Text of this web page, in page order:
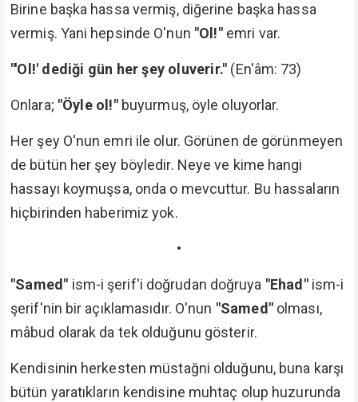
Birine başka hassa vermiş, diğerine başka hassa
vermiş. Yani hepsinde O'nun "Ol!" emri var.
"'Ol!' dediği gün her şey oluverir." (En'âm: 73)
Onlara; "Öyle ol!"buyurmuş, öyle oluyorlar.
Her şey O'nun emri ile olur. Görünen de görünmeyen
de bütün her şey böyledir. Neye ve kime hangi
hassayı koymuşsa, onda o mevcuttur. Bu hassaların
hiçbirinden haberimiz yok.
•
"Samed" ism-i şerif'i doğrudan doğruya "Ehad"ism-i
şerif'nin bir açıklamasıdır. O'nun "Samed"olması,
mâbud olarak da tek olduğunu gösterir.
Kendisinin herkesten müstağni olduğunu, buna karşı
bütün yaratıkların kendisine muhtaç olup huzurunda